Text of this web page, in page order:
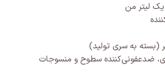
لیتر من
(بسته به سری تولید)
ضدعفونی‌کننده سطوح و منسوجات